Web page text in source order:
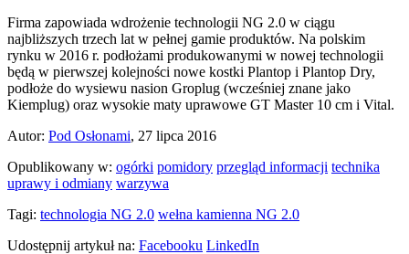
Firma zapowiada wdrożenie technologii NG 2.0 w ciągu
najbliższych trzech lat w pełnej gamie produktów. Na polskim
rynku w 2016 r. podłożami produkowanymi w nowej technologii
będą w pierwszej kolejności nowe kostki Plantop i Plantop Dry,
podłoże do wysiewu nasion Groplug (wcześniej znane jako
Kiemplug) oraz wysokie maty uprawowe GT Master 10 cm i Vital.
Autor: Pod Osłonami, 27 lipca 2016
Opublikowany w: ogórki pomidory przegląd informacji technika
uprawy i odmiany warzywa
Tagi: technologia NG 2.0 wełna kamienna NG 2.0
Udostępnij artykuł na: Facebooku LinkedIn